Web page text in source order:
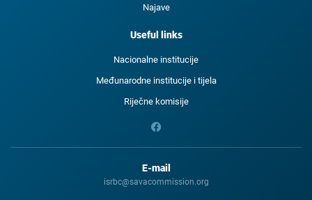
Najave
Useful links
Nacionalne institucije
Međunarodne institucije i tijela
Riječne komisije
E-mail
isrbc@savacommission.org